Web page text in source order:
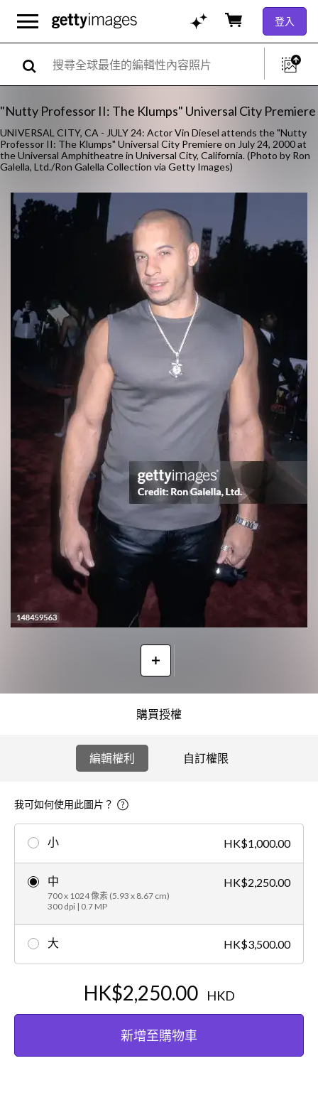
登入
"Nutty Professor II: The Klumps" Universal City Premiere
UNIVERSAL CITY, CA - JULY 24: Actor Vin Diesel attends the "Nutty
Professor II: The Klumps" Universal City Premiere on July 24, 2000 at
the Universal Amphitheatre in Universal City, California. (Photo by Ron
Galella, Ltd./Ron Galella Collection via Getty Images)
購買授權
編輯權利 自訂權限
我可如何使用此圖片？
小 HK$1,000.00
中
700 x 1024 像素 (5.93 x 8.67 cm)
300 dpi | 0.7 MP
HK$2,250.00
大 HK$3,500.00
HK$2,250.00 HKD
新增至購物車